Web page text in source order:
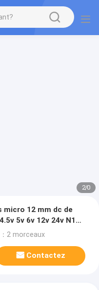
2/0
micro 12 mm dc de
5v 6v 12v 24v N10
：2 morceaux
Contactez